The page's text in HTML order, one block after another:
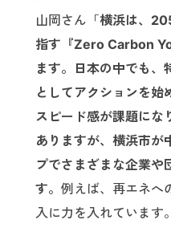
山岡さん「横浜は、
指す『Zero Carbon
ます。日本の中でも、
としてアクションを始
スピード感が課題にな
ありますが、横浜市が
プでさまざまな企業や
す。 例えば、再エネへ
入に力を入れています